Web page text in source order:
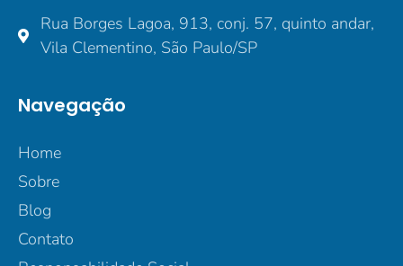
Rua Borges Lagoa, 913, conj. 57, quinto andar,
Vila Clementino, São Paulo/SP
Navegação
Home
Sobre
Blog
Contato